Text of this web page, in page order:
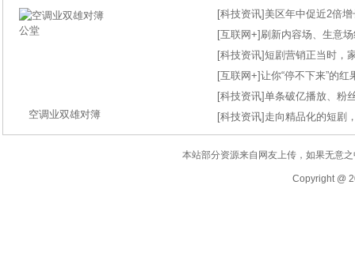
空调业双雄对簿
[科技资讯] 美区年中促近2倍
[互联网+] 刷新内容场、生意
[科技资讯]短剧营销正当时，
[互联网+]让你“停不下来”的
[科技资讯]单条破亿播放、粉
[科技资讯] 走向精品化的短剧
本站部分资源来自网友上传，如果无意
Copyright @